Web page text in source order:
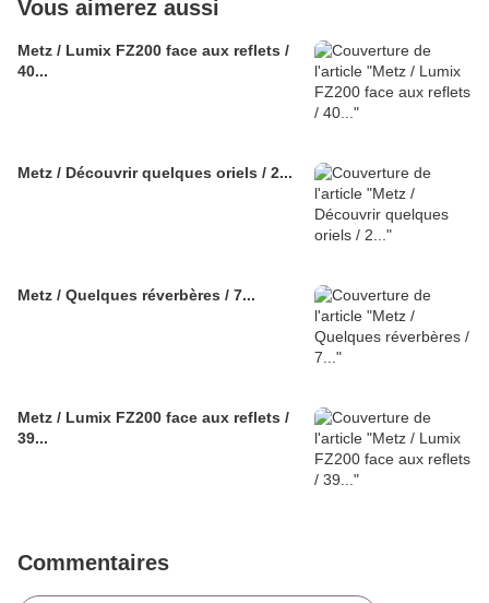
Vous aimerez aussi
Metz / Lumix FZ200 face aux reflets /
40...
Metz / Découvrir quelques oriels / 2...
Metz / Quelques réverbères / 7...
Metz / Lumix FZ200 face aux reflets /
39...
Commentaires